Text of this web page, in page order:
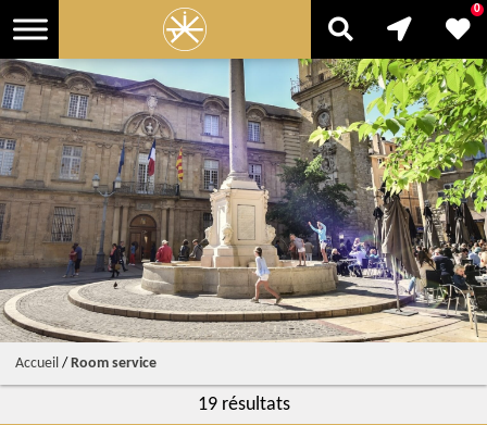
0
Accueil/ Room service
19 résultats